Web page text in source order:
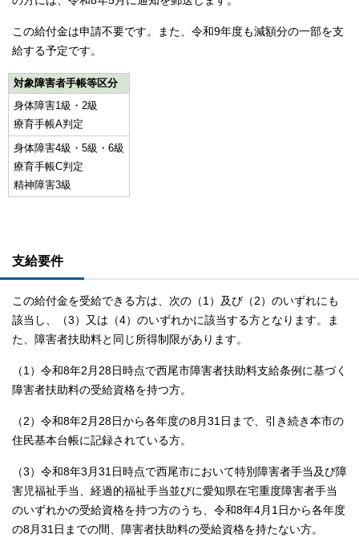
この給付金は申請不要です。また、令和9年度も減額分の一部を支
給する予定です。
対象障害者手帳等区分
身体障害1級・2級
療育手帳A判定
身体障害4級・5級・6級
療育手帳C判定
精神障害3級
支給要件
この給付金を受給できる方は、次の（1）及び（2）のいずれにも
該当し、（3）又は（4）のいずれかに該当する方となります。ま
た、障害者扶助料と同じ所得制限があります。
（1）令和8年2月28日時点で西尾市障害者扶助料支給条例に基づく
障害者扶助料の受給資格を持つ方。
（2）令和8年2月28日から各年度の8月31日まで、引き続き本市の
住民基本台帳に記録されている方。
（3）令和8年3月31日時点で西尾市において特別障害者手当及び障
害児福祉手当、経過的福祉手当並びに愛知県在宅重度障害者手当
のいずれかの受給資格を持つ方のうち、令和8年4月1日から各年度
の8月31日までの間、障害者扶助料の受給資格を持たない方。